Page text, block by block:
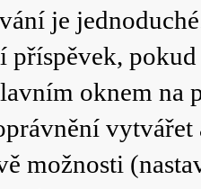
je
příspěvek,
oknem na
možnosti